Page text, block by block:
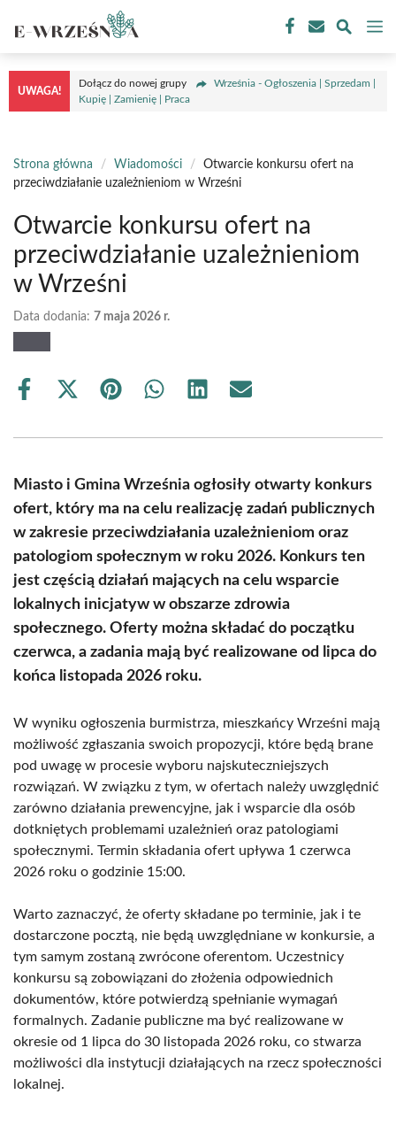
treści
UWAGA!
Dołącz do nowej grupy
Września - Ogłoszenia | Sprzedam |
Kupię | Zamienię | Praca
Strona główna / Wiadomości /
Otwarcie konkursu ofert na
przeciwdziałanie uzależnieniom w Wrześni
Otwarcie konkursu ofert na
przeciwdziałanie uzależnieniom
w Wrześni
Data dodania: 7 maja 2026 r.
Share
Share
(Twitter)
Share Share Share Share
Miasto i Gmina Września ogłosiły otwarty konkurs
ofert, który ma na celu realizację zadań publicznych
w zakresie przeciwdziałania uzależnieniom oraz
patologiom społecznym w roku 2026. Konkurs ten
jest częścią działań mających na celu wsparcie
lokalnych inicjatyw w obszarze zdrowia
społecznego. Oferty można składać do początku
czerwca, a zadania mają być realizowane od lipca do
końca listopada 2026 roku.
W wyniku ogłoszenia burmistrza, mieszkańcy Wrześni mają
możliwość zgłaszania swoich propozycji, które będą brane
pod uwagę w procesie wyboru najskuteczniejszych
rozwiązań. W związku z tym, w ofertach należy uwzględnić
zarówno działania prewencyjne, jak i wsparcie dla osób
dotkniętych problemami uzależnień oraz patologiami
społecznymi. Termin składania ofert upływa 1 czerwca
2026 roku o godzinie 15:00.
Warto zaznaczyć, że oferty składane po terminie, jak i te
dostarczone pocztą, nie będą uwzględniane w konkursie, a
tym samym zostaną zwrócone oferentom. Uczestnicy
konkursu są zobowiązani do złożenia odpowiednich
dokumentów, które potwierdzą spełnianie wymagań
formalnych. Zadanie publiczne ma być realizowane w
okresie od 1 lipca do 30 listopada 2026 roku, co stwarza
możliwości dla instytucji działających na rzecz społeczności
lokalnej.